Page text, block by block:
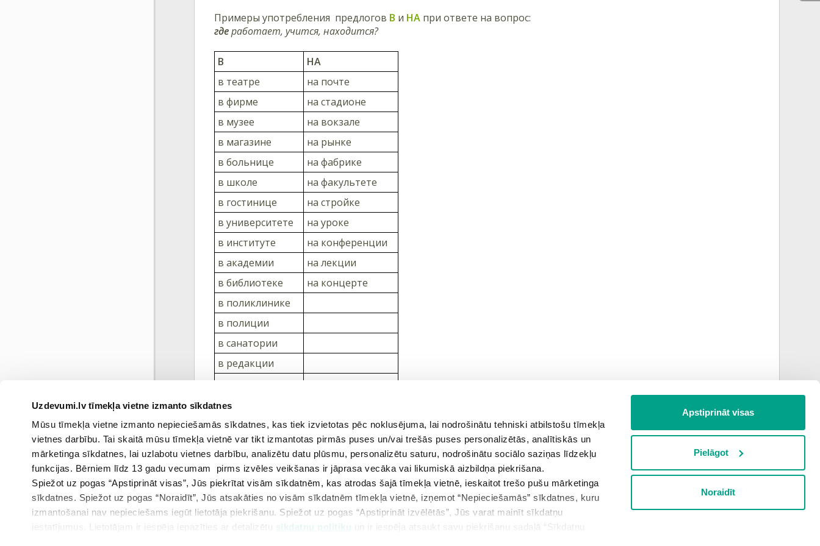
Uzdevumi.lv tīmekļa vietne izmanto sīkdatnes
Mūsu tīmekļa vietne izmanto nepieciešamās sīkdatnes, kas tiek izvietotas pēc noklusējuma, lai nodrošinātu tehniski atbilstošu tīmekļa
vietnes darbību. Tai skaitā mūsu tīmekļa vietnē var tikt izmantotas pirmās puses un/vai trešās puses personalizētās, analītiskās un
mārketinga sīkdatnes, lai uzlabotu vietnes darbību, analizētu datu plūsmu, personalizētu saturu, nodrošinātu sociālo saziņas līdzekļu
funkcijas. Bērniem līdz 13 gadu vecumam pirms izvēles veikšanas ir jāprasa vecāka vai likumiskā aizbildņa piekrišana.
Spiežot uz pogas “Apstiprināt visas”, Jūs piekrītat visām sīkdatnēm, kas atrodas šajā tīmekļa vietnē, ieskaitot trešo pušu mārketinga
sīkdatnes. Spiežot uz pogas “Noraidīt”, Jūs atsakāties no visām sīkdatnēm tīmekļa vietnē, izņemot “Nepieciešamās” sīkdatnes, kuru
izmantošanai nav nepieciešams iegūt lietotāja piekrišanu. Spiežot uz pogas “Apstiprināt izvēlētās”, Jūs varat mainīt sīkdatņu
iestatījumus. Lietotājam ir iespēja iepazīties ar detalizētu sīkdatņu politiku un ir iespēja atsaukt savu piekrišanu sadaļā “Sīkdatņu
Apstiprināt visas
Pielāgot
Noraidīt
Примеры употребления предлогов В и НА при ответе на вопрос:
гдеработает, учится, находится?
В
НА
в театре
на почте
в фирме
на стадионе
в музее
на вокзале
в магазине
на рынке
в больнице
на фабрике
в школе
на факультете
в гостинице
на стройке
в университете
на уроке
в институте
на конференции
в академии
на лекции
в библиотеке
на концерте
в поликлинике
в полиции
в санатории
в редакции
в банке
в ресторане
Iepriekšējā teorija Atgriezties tēmā Nākamā teorija